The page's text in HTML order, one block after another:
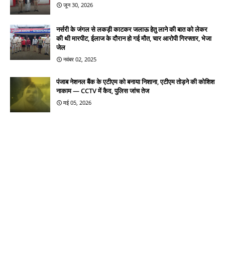
जून 30, 2026
नर्सरी के जंगल से लकड़ी काटकर जलाऊ हेतु लाने की बात को लेकर
की थी मारपीट, ईलाज के दौरान हो गई मौत, चार आरोपी गिरफ्तार, भेजा
जेल
नवंबर 02, 2025
पंजाब नेशनल बैंक के एटीएम को बनाया निशाना, एटीएम तोड़ने की कोशिश
नाकाम — CCTV में कैद, पुलिस जांच तेज
मई 05, 2026